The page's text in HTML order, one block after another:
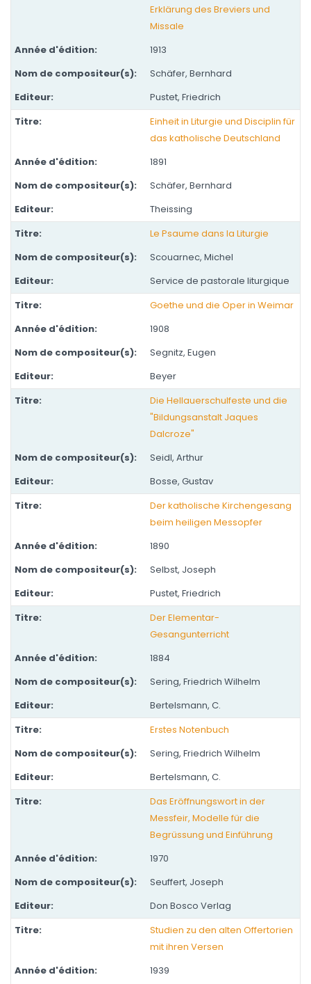
Erklärung des Breviers und
Missale
1913
Schäfer, Bernhard
Pustet, Friedrich
Einheit in Liturgie und Disciplin für
das katholische Deutschland
1891
Schäfer, Bernhard
Theissing
Le Psaume dans la Liturgie
Scouarnec, Michel
Service de pastorale liturgique
Goethe und die Oper in Weimar
1908
Segnitz, Eugen
Beyer
Die Hellauerschulfeste und die
"Bildungsanstalt Jaques
Dalcroze"
Seidl, Arthur
Bosse, Gustav
Der katholische Kirchengesang
beim heiligen Messopfer
1890
Selbst, Joseph
Pustet, Friedrich
Der Elementar-
Gesangunterricht
1884
Sering, Friedrich Wilhelm
Bertelsmann, C.
Erstes Notenbuch
Sering, Friedrich Wilhelm
Bertelsmann, C.
Das Eröffnungswort in der
Messfeir, Modelle für die
Begrüssung und Einführung
1970
Seuffert, Joseph
Don Bosco Verlag
Studien zu den alten Offertorien
mit ihren Versen
1939